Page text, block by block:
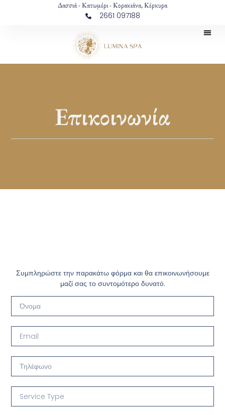
Δασσιά - Κατωμέρι - Κορακιάνα, Κέρκυρα
2661 097188
Επικοινωνία
Συμπληρώστε την παρακάτω φόρμα και θα επικοινωνήσουμε
μαζί σας το συντομότερο δυνατό.